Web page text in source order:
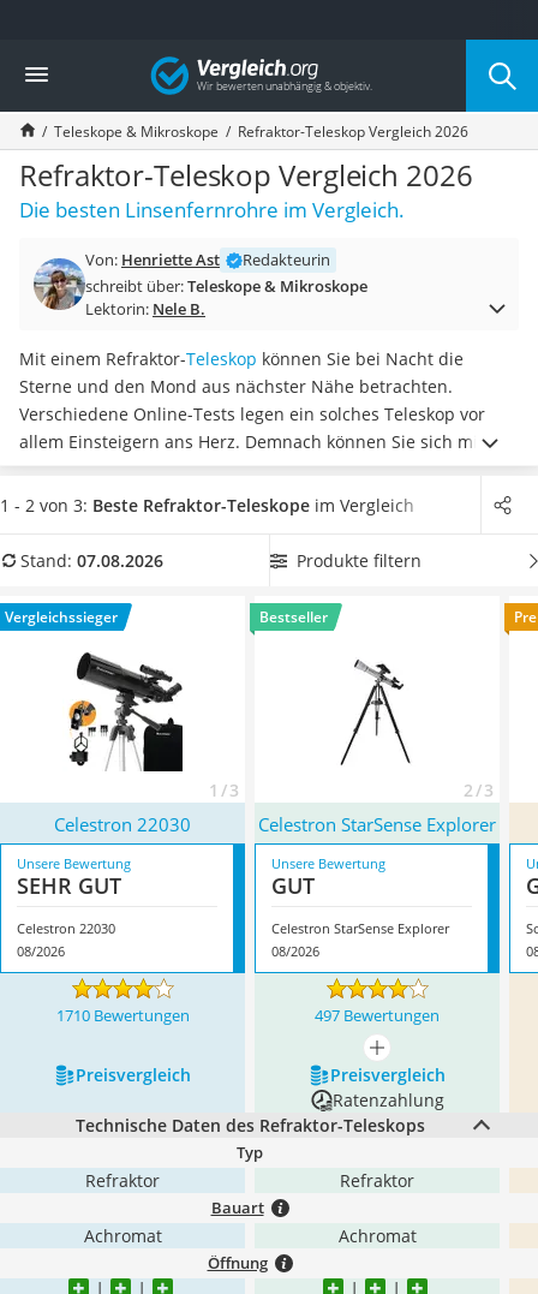
Die beliebtesten Vergleiche nach Kategorie
Freizeit & Sport
Gartentrampolin
Trampolin
Metalldetektor
Eufab-Fahrradträger
Trampolin 366 cm
Aluminium-Koffer
Futterboot
E-Bike-Dreirad
Trekkingschuhe Herren
Reisetasche mit Rollen
Klimmzugstation
Koffer
Nachtsichtgerät
Handgepäck-Koffer
Wanderschuhe Herren
Sicherheitsweste Reiten
Vergleich
Teleskope & Mikroskope Refraktor-Teleskop Vergleich 2026
Refraktor-Teleskop Vergleich 2026
Die besten Linsenfernrohre im Vergleich.
Von: Henriette Ast
Redakteurin
schreibt über:Teleskope & Mikroskope
Lektorin: Nele B.
Mit einem Refraktor-Teleskop können Sie bei Nacht die
Sterne und den Mond aus nächster Nähe betrachten.
Verschiedene Online-Tests legen ein solches Teleskop vor
allem Einsteigern ans Herz. Demnach können Sie sich mit
einem Refraktor-Teleskop über kontrastreiche Bilder freuen
undvon einem einfachen Aufbau profitieren. Wählen Sie
großer Öffnung, um die Sterne bei Nacht klar erkennen zu
das ModellCelestron 22030 * mit seinen Eigenschaften.
1 - 2 von 3: Beste Refraktor-Teleskope im Vergleich
Stand: 07.08.2026 Produkte filtern
Vergleichssieger
1 / 3
Bestseller
2 / 3
Celestron 22030 Celestron StarSense Explorer
Unsere Bewertung
SEHR GUT
Celestron 22030
08/2026
Unsere Bewertung
GUT
Celestron StarSense Explorer
08/2026
1710 Bewertungen 497 Bewertungen
mehr anzeigen
Preis­vergleich
Preis­vergleich
Ratenzahlung
Technische Daten des Refraktor-Teleskops
Typ
Refraktor Refraktor
Bauart
Achromat Achromat
Öffnung